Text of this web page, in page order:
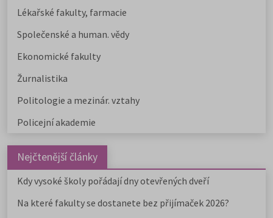
Lékařské fakulty, farmacie
Společenské a human. vědy
Ekonomické fakulty
Žurnalistika
Politologie a mezinár. vztahy
Policejní akademie
Nejčtenější články
Kdy vysoké školy pořádají dny otevřených dveří
Na které fakulty se dostanete bez přijímaček 2026?